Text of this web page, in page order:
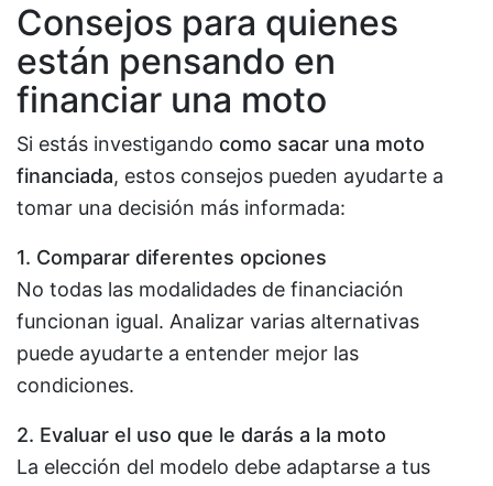
Consejos para quienes
están pensando en
financiar una moto
Si estás investigando como sacar una moto
financiada, estos consejos pueden ayudarte a
tomar una decisión más informada:
1. Comparar diferentes opciones
No todas las modalidades de financiación
funcionan igual. Analizar varias alternativas
puede ayudarte a entender mejor las
condiciones.
2. Evaluar el uso que le darás a la moto
La elección del modelo debe adaptarse a tus